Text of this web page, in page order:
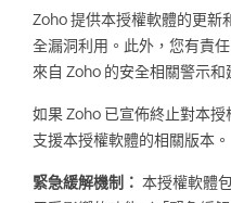
Zoho 提供本授權軟體的更新
全漏洞利用。此外，您有責
來自 Zoho 的安全相關警示和
如果 Zoho 已宣佈終止對本
支援本授權軟體的相關版本。
緊急緩解機制： 本授權軟體